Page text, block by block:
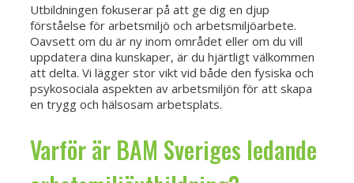
Utbildningen fokuserar på att ge dig en djup
förståelse för arbetsmiljö och arbetsmiljöarbete.
Oavsett om du är ny inom området eller om du vill
uppdatera dina kunskaper, är du hjärtligt välkommen
att delta. Vi lägger stor vikt vid både den fysiska och
psykosociala aspekten av arbetsmiljön för att skapa
en trygg och hälsosam arbetsplats.
Varför är BAM Sveriges ledande